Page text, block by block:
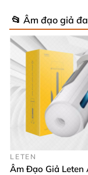
📂 Âm đạo giả
LETEN
Âm Đạo Giả Leten